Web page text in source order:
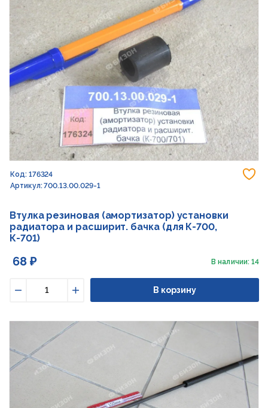
Код: 176324
Артикул: 700.13.00.029-1
Втулка резиновая (амортизатор) установки
радиатора и расширит. бачка (для К-700,
К-701)
68 ₽ В наличии: 14
Увеличить
В корзину